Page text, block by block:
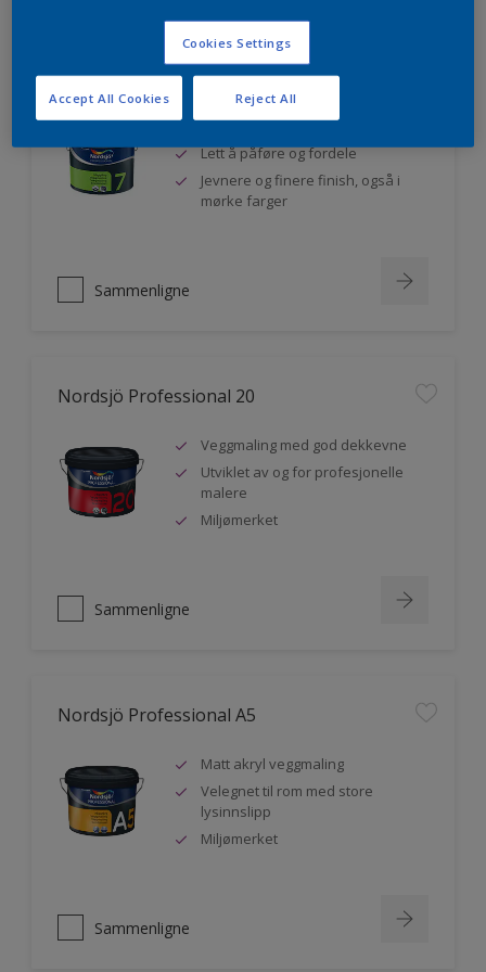
Nordsjö Professional 7
Utmerket dekkevne
Lett å påføre og fordele
Jevnere og finere finish, også i
mørke farger
Sammenligne
Nordsjö Professional 20
Veggmaling med god dekkevne
Utviklet av og for profesjonelle
malere
Miljømerket
Sammenligne
Nordsjö Professional A5
Matt akryl veggmaling
Velegnet til rom med store
lysinnslipp
Miljømerket
Sammenligne
Cookies Settings
Reject All
Accept All Cookies